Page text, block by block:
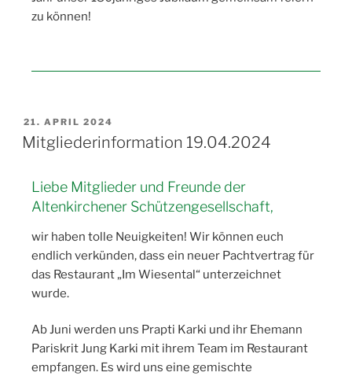
zu können!
21. APRIL 2024
Mitgliederinformation 19.04.2024
Liebe Mitglieder und Freunde der
Altenkirchener Schützengesellschaft,
wir haben tolle Neuigkeiten! Wir können euch
endlich verkünden, dass ein neuer Pachtvertrag für
das Restaurant „Im Wiesental“ unterzeichnet
wurde.
Ab Juni werden uns Prapti Karki und ihr Ehemann
Pariskrit Jung Karki mit ihrem Team im Restaurant
empfangen. Es wird uns eine gemischte